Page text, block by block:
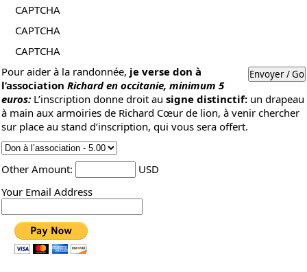
CAPTCHA
CAPTCHA
CAPTCHA
Pour aider à la randonnée, je verse don à
l’associationRicharden occitanie,minimum 5
euros: L’inscription donne droit ausigne distinctif: un drapeau
à main aux armoiries de Richard Cœur de lion, à venir chercher
sur place au stand d’inscription, qui vous sera offert.
Other Amount:
USD
Your Email Address